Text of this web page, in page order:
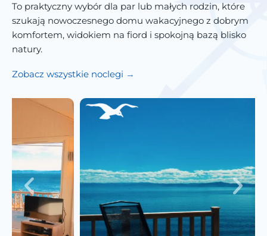
To praktyczny wybór dla par lub małych rodzin, które
szukają nowoczesnego domu wakacyjnego z dobrym
komfortem, widokiem na fiord i spokojną bazą blisko
natury.
Zobacz wszystkie noclegi